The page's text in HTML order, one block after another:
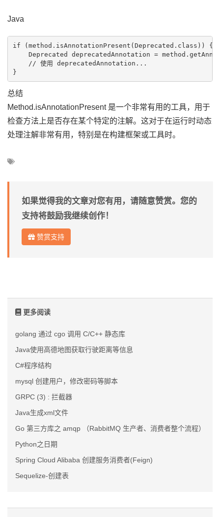
Java
if (method.isAnnotationPresent(Deprecated.class)) {
Deprecated deprecatedAnnotation =
    // 使用 deprecatedAnnotation...
总结
Method.isAnnotationPresent 是一个非常有用的工具，用于
检查方法上是否存在某个特定的注解。这对于在运行时动态
处理注解非常有用，特别是在构建框架或工具时。
如果觉得我的文章对您有用，请随意赞赏。您的
支持将鼓励我继续创作！
赞赏支持
更多阅读
golang 通过 cgo 调用 C/C++ 静态库
Java使用高德地图获取行驶距离等信息
C#程序结构
mysql 创建用户，修改密码等脚本
GRPC (3) : 拦截器
Java生成xml文件
Go 第三方库之 amqp （RabbitMQ 生产者、消费者整个流程）
Python之日期
Spring Cloud Alibaba 创建服务消费者(Feign)
Sequelize-创建表